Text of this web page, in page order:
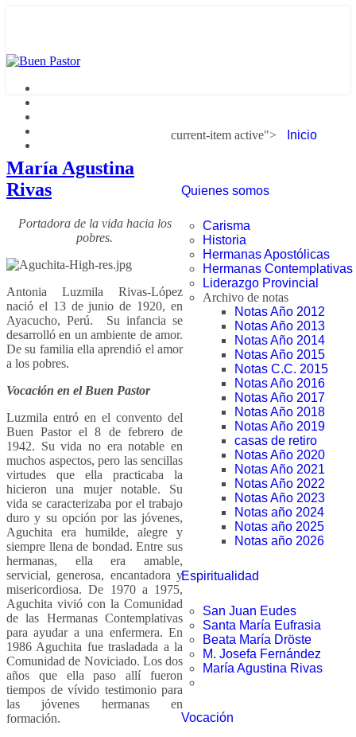
current-item active"> Inicio
Quienes somos
Carisma
Historia
Hermanas Apostólicas
Hermanas Contemplativas
Liderazgo Provincial
Archivo de notas
Notas Año 2012
Notas Año 2013
Notas Año 2014
Notas Año 2015
Notas C.C. 2015
Notas Año 2016
Notas Año 2017
Notas Año 2018
Notas Año 2019
casas de retiro
Notas Año 2020
Notas Año 2021
Notas Año 2022
Notas Año 2023
Notas año 2024
Notas año 2025
Notas año 2026
Espiritualidad
San Juan Eudes
Santa María Eufrasia
Beata María Dröste
M. Josefa Fernández
María Agustina Rivas
Vocación
María Agustina
Rivas
Portadora de la vida hacia los
pobres.
Antonia Luzmila Rivas-López
nació el 13 de junio de 1920, en
Ayacucho, Perú. Su infancia se
desarrolló en un ambiente de amor.
De su familia ella aprendió el amor
a los pobres.
Vocación en el Buen Pastor
Luzmila entró en el convento del
Buen Pastor el 8 de febrero de
1942. Su vida no era notable en
muchos aspectos, pero las sencillas
virtudes que ella practicaba la
hicieron una mujer notable. Su
vida se caracterizaba por el trabajo
duro y su opción por las jóvenes,
Aguchita era humilde, alegre y
siempre llena de bondad. Entre sus
hermanas, ella era amable,
servicial, generosa, encantadora y
misericordiosa. De 1970 a 1975,
Aguchita vivió con la Comunidad
de las Hermanas Contemplativas
para ayudar a una enfermera. En
1986 Aguchita fue trasladada a la
Comunidad de Noviciado. Los dos
años que ella paso allí fueron
tiempos de vívido testimonio para
las jóvenes hermanas en
formación.